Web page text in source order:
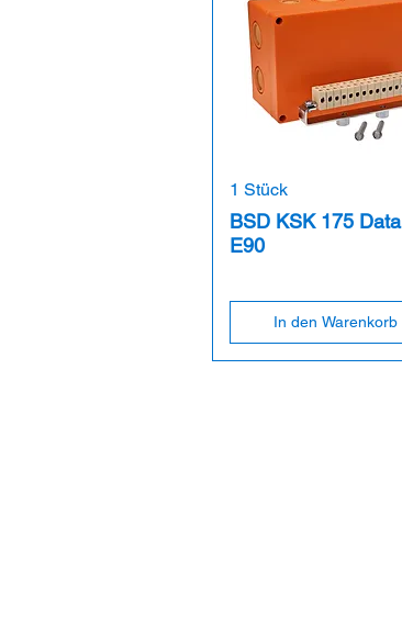
1 Stück
BSD KSK 175 Data
E90
In den Warenkorb